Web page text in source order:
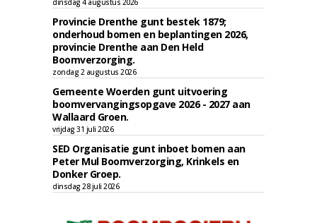
dinsdag 4 augustus 2026
Provincie Drenthe gunt bestek 1879;
onderhoud bomen en beplantingen 2026,
provincie Drenthe aan Den Held
Boomverzorging.
zondag 2 augustus 2026
Gemeente Woerden gunt uitvoering
boomvervangingsopgave 2026 - 2027 aan
Wallaard Groen.
vrijdag 31 juli 2026
SED Organisatie gunt inboet bomen aan
Peter Mul Boomverzorging, Krinkels en
Donker Groep.
dinsdag 28 juli 2026